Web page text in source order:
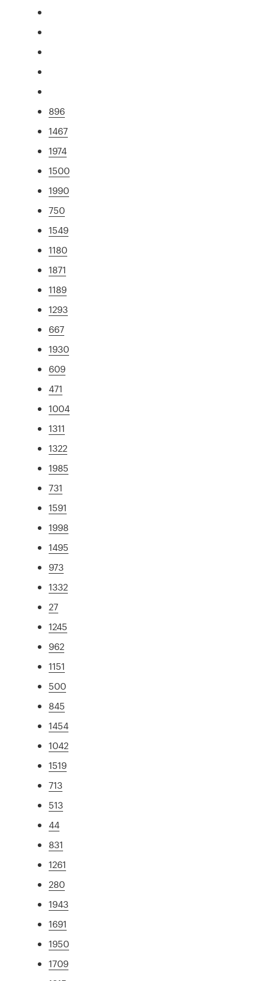
896
1467
1974
1500
1990
750
1549
1180
1871
1189
1293
667
1930
609
471
1004
1311
1322
1985
731
1591
1998
1495
973
1332
27
1245
962
1151
500
845
1454
1042
1519
713
513
44
831
1261
280
1943
1691
1950
1709